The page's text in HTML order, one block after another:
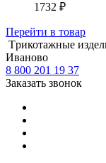
1732 ₽
Перейти в товар
Tрикотажные
Иваново
8 800 201 19 37
Заказать звонок